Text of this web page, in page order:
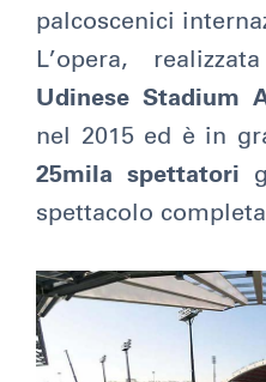
palcoscenici
L’opera,
Udinese Stadium
nel 2015 ed è in
25mila spettatori
spettacolo